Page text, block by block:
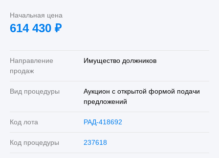
Начальная цена
614 430 ₽
Направление
продаж
Имущество должников
Вид процедуры
Аукцион с открытой формой подачи
предложений
Код лота РАД-418692
Код процедуры 237618